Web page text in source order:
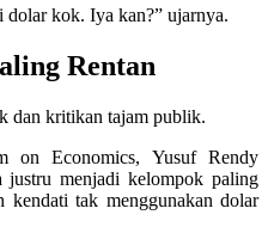
dolar kok. Iya kan?” ujarnya.
Rentan
dan kritikan tajam publik.
on Economics, Yusuf Rendy
justru menjadi kelompok paling
kendati tak menggunakan dolar